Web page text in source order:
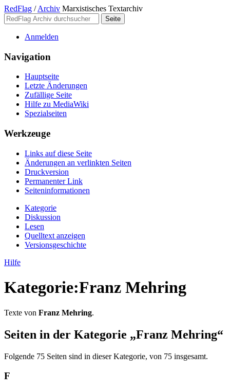
RedFlag / Archiv Marxistisches Textarchiv
Anmelden
Navigation
Hauptseite
Letzte Änderungen
Zufällige Seite
Hilfe zu MediaWiki
Spezialseiten
Werkzeuge
Links auf diese Seite
Änderungen an verlinkten Seiten
Druckversion
Permanenter Link
Seiten­­informationen
Kategorie
Diskussion
Lesen
Quelltext anzeigen
Versionsgeschichte
Hilfe
Kategorie:Franz Mehring
Texte von Franz Mehring.
Seiten in der Kategorie „Franz Mehring“
Folgende 75 Seiten sind in dieser Kategorie, von 75 insgesamt.
F